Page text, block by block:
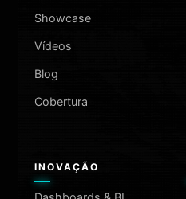
Showcase
Vídeos
Blog
Cobertura
INOVAÇÃO